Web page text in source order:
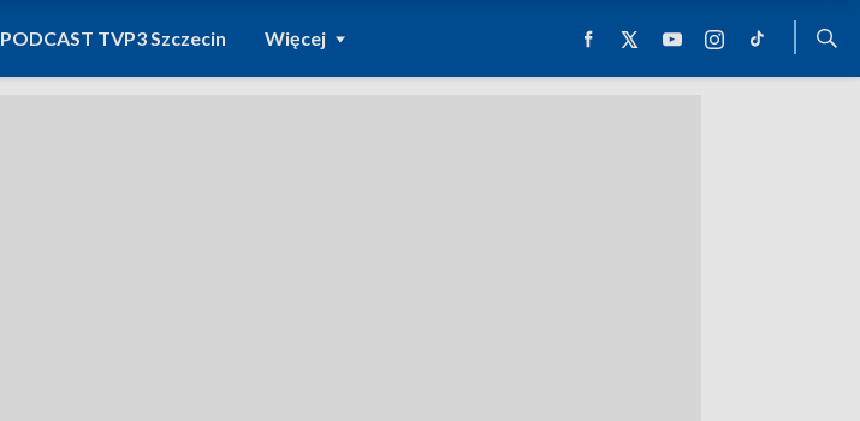
PODCAST TVP3 Szczecin Więcej